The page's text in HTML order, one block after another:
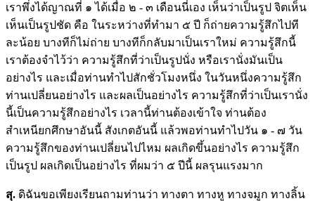
เราพึ่งได้ญาณที่ ๑ ได้เมื่อ ๒ - ๓ เดือนนี่เอง เห็นว่าเป็นรูป จิตเห็น
เห็นเป็นรูปชัด คือ ในระหว่างที่ทำมา ๕ ปี ก็ถ่ายความรู้สึกไปที
ละน้อย บางทีก็ไม่ถ่าย บางทีก็กลับมาเป็นเราใหม่ ความรู้สึกนี้
เราต้องจำไว้ว่า ความรู้สึกที่ว่าเป็นรูปนั่ง หรือเรานั่งมันเป็น
อย่างไร และเมื่อท่านทำไปสักชั่วโมงหนึ่ง ในวันหนึ่งความรู้สึก
ท่านเปลี่ยนอย่างไร และผลเป็นอย่างไร ความรู้สึกที่ว่าเป็นเรานั่ง
นี้เป็นความรู้สึกอย่างไร เวลานี้ท่านต้องเข้าใจ ท่านต้อง
สำเหนียกศึกษาอันนี้ สังเกตอันนี้ แล้วพอท่านทำไปวัน ๑ - ๗ วัน
ความรู้สึกของท่านเปลี่ยนไปไหม ผลเกิดขึ้นอย่างไร ความรู้สึก
เป็นรูป ผลเกิดเป็นอย่างไร ที่ผมว่า ๕ ปีนี้ ผลรุนแรงมาก
สุ. ดิฉันขอเพียงเรียนถามท่านว่า ทางตา ทางหู ทางจมูก ทางลิ้น